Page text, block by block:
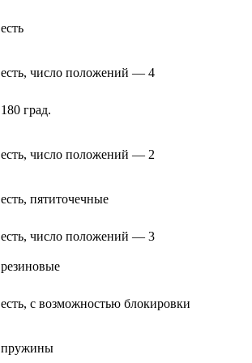
есть
есть, число положений — 4
180 град.
есть, число положений — 2
есть, пятиточечные
есть, число положений — 3
резиновые
есть, с возможностью блокировки
пружины